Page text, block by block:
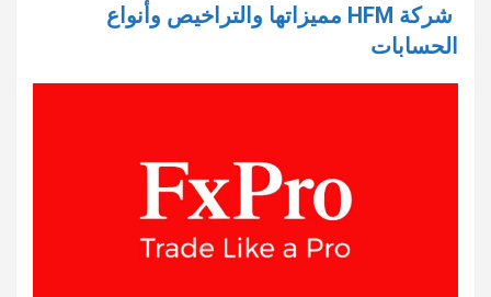
شركة HFM مميزاتها والتراخيص وأنواع
الحسابات